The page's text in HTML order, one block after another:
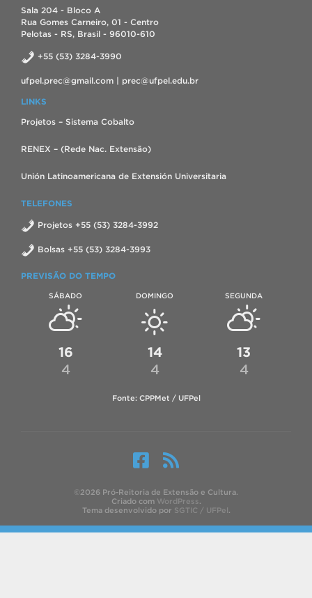
Sala 204 - Bloco A
Rua Gomes Carneiro, 01 - Centro
Pelotas - RS, Brasil - 96010-610
+55 (53) 3284-3990
ufpel.prec@gmail.com | prec@ufpel.edu.br
LINKS
Projetos – Sistema Cobalto
RENEX – (Rede Nac. Extensão)
Unión Latinoamericana de Extensión Universitaria
TELEFONES
Projetos +55 (53) 3284-3992
Bolsas +55 (53) 3284-3993
PREVISÃO DO TEMPO
SÁBADO
16
4
DOMINGO
14
4
SEGUNDA
13
4
Fonte: CPPMet / UFPel
©2026 Pró-Reitoria de Extensão e Cultura.
Criado com WordPress.
Tema desenvolvido por SGTIC / UFPel .